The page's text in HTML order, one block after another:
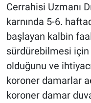
Cerrahisi Uzmanı
karnında 5-6.
başlayan kalbin
sürdürebilmesi için
olduğunu ve
koroner damarlar
koroner damar